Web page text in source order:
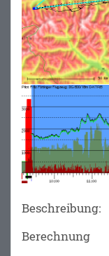
Beschreibung:
Berechnung